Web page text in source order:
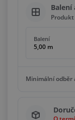
Balení
Balení
5,00 m
Minimální odběr
5,00 m